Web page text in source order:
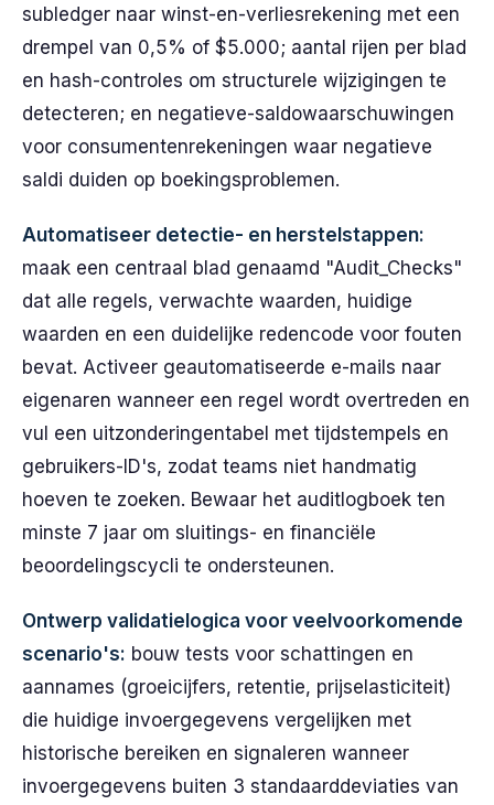
subledger naar winst-en-verliesrekening met een
drempel van 0,5% of $5.000; aantal rijen per blad
en hash-controles om structurele wijzigingen te
detecteren; en negatieve-saldowaarschuwingen
voor consumentenrekeningen waar negatieve
saldi duiden op boekingsproblemen.
Automatiseer detectie- en herstelstappen:
maak een centraal blad genaamd "Audit_Checks"
dat alle regels, verwachte waarden, huidige
waarden en een duidelijke redencode voor fouten
bevat. Activeer geautomatiseerde e-mails naar
eigenaren wanneer een regel wordt overtreden en
vul een uitzonderingentabel met tijdstempels en
gebruikers-ID's, zodat teams niet handmatig
hoeven te zoeken. Bewaar het auditlogboek ten
minste 7 jaar om sluitings- en financiële
beoordelingscycli te ondersteunen.
Ontwerp validatielogica voor veelvoorkomende
scenario's: bouw tests voor schattingen en
aannames (groeicijfers, retentie, prijselasticiteit)
die huidige invoergegevens vergelijken met
historische bereiken en signaleren wanneer
invoergegevens buiten 3 standaarddeviaties van